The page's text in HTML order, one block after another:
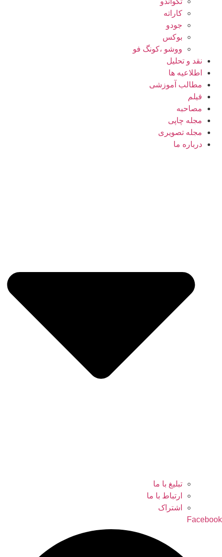
کاراته
جودو
بوکس
ووشو ،کونگ فو
نقد و تحلیل
اطلاعیه ها
مطالب آموزشی
فیلم
مصاحبه
مجله چاپی
مجله تصویری
درباره ما
تبلیغ با ما
ارتباط با ما
اشتراک
Facebook